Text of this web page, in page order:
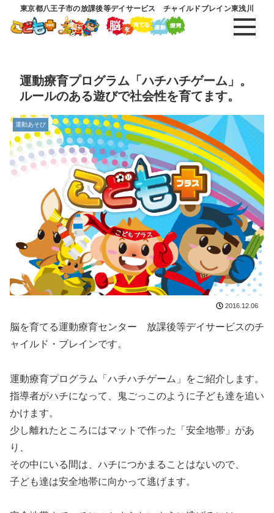
東京都八王子市の放課後等デイサービス チャイルドブレイン東浅川
運動療育プログラム「ハチハチゲーム」。
ルールのある遊びで社会性を育てます。
運動あそび
2016.12.06
脳を育てる運動療育センター 放課後等デイサービスのチ
ャイルド・ブレインです。
運動療育プログラム「ハチハチゲーム」をご紹介します。
指導者がハチになって、鬼ごっこのように子ども達を追い
かけます。
少し離れたところにはマットで作った「安全地帯」があ
り、
その中にいる間は、ハチにつかまることはないので、
子ども達は安全地帯に向かって逃げます。